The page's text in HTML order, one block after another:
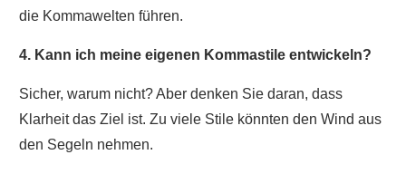
die Kommawelten führen.
4. Kann ich meine eigenen Kommastile entwickeln?
Sicher, warum nicht? Aber denken Sie daran, dass
Klarheit das Ziel ist. Zu viele Stile könnten den Wind aus
den Segeln nehmen.